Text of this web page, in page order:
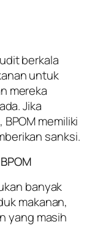
berkala
untuk
mereka
Jika
memiliki
sanksi.
banyak
makanan,
yang masih